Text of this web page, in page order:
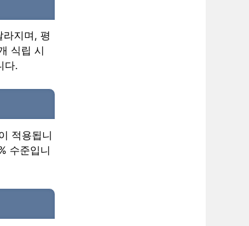
지며, 평
식립 시
다.
적용됩니
수준입니